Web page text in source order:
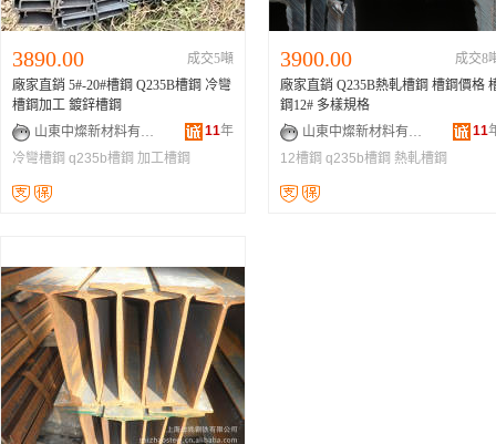
3890.00
成交5噸
廠家直銷 5#-20#槽鋼 Q235B槽鋼 冷彎
槽鋼加工 鍍鋅槽鋼
山東中燦新材料有限公司
11年
冷彎槽鋼 q235b槽鋼 加工槽鋼
3900.00
成交8
廠家直銷 Q235B熱軋槽鋼 槽鋼價格
鋼12# 多樣規格
山東中燦新材料有限公司
11
12槽鋼 q235b槽鋼 熱軋槽鋼